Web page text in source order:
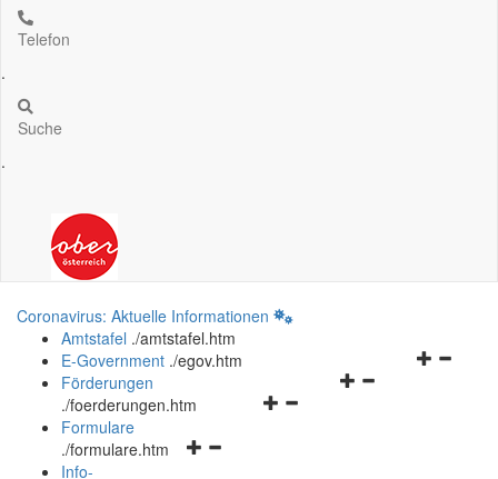
Telefon
.
Suche
.
Coronavirus: Aktuelle Informationen
Amtstafel ./amtstafel.htm
Navigationsmenü
E-Government ./egov.htm
Navigationsmenü
Förderungen
./foerderungen.htm
Navigationsmenü
Formulare
./formulare.htm
Info-